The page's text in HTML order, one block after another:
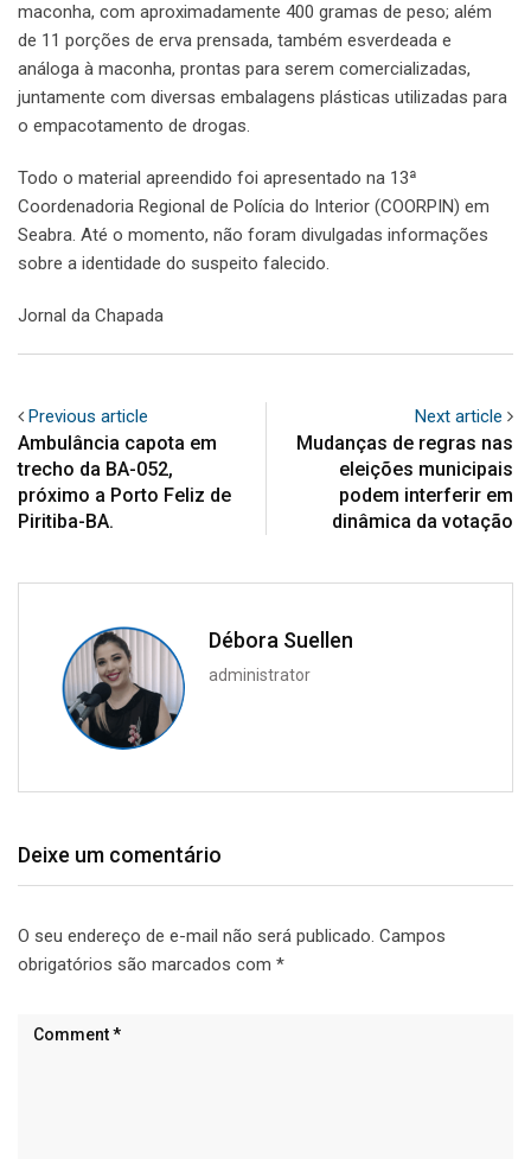
maconha, com aproximadamente 400 gramas de peso; além
de 11 porções de erva prensada, também esverdeada e
análoga à maconha, prontas para serem comercializadas,
juntamente com diversas embalagens plásticas utilizadas para
o empacotamento de drogas.
Todo o material apreendido foi apresentado na 13ª
Coordenadoria Regional de Polícia do Interior (COORPIN) em
Seabra. Até o momento, não foram divulgadas informações
sobre a identidade do suspeito falecido.
Jornal da Chapada
Previous article
Ambulância capota em
trecho da BA-052,
próximo a Porto Feliz de
Piritiba-BA.
Next article
Mudanças de regras nas
eleições municipais
podem interferir em
dinâmica da votação
Débora Suellen
administrator
Deixe um comentário
O seu endereço de e-mail não será publicado. Campos
obrigatórios são marcados com *